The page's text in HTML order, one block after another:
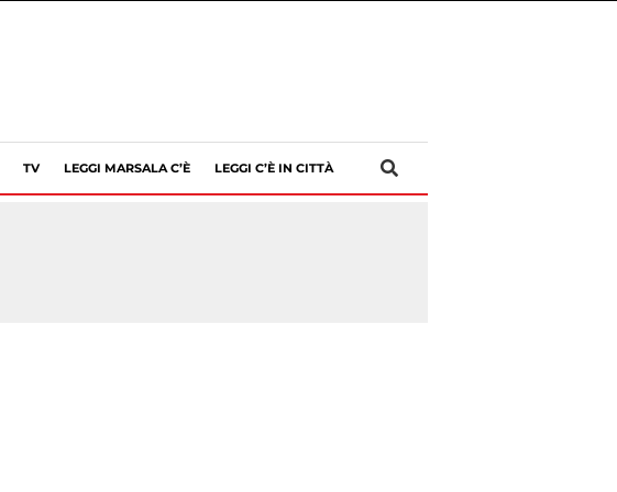
TV LEGGI MARSALA C’È LEGGI C’È IN CITTÀ